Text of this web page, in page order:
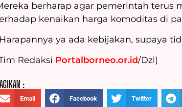
berharap agar pemerintah terus
kenaikan harga komoditas di
ya ada kebijakan, supaya
Redaksi Portalborneo.or.id/Dzl)
:
Email Facebook Twitter